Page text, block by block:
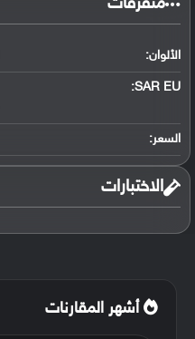
متفرقات
الألوان:
SAR EU:
السعر:
الاختبارات
أشهر المقارنات